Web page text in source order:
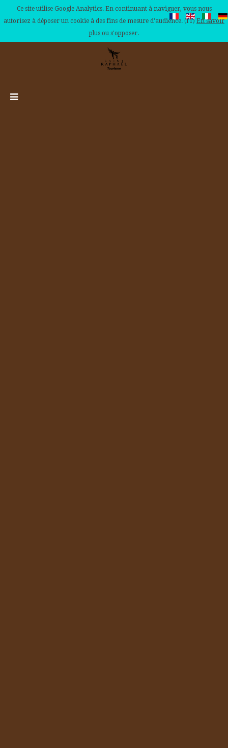
Ce site utilise Google Analytics. En continuant à naviguer, vous nous
autorisez à déposer un cookie à des fins de mesure d'audience. (IT) En savoir
plus ou s'opposer.